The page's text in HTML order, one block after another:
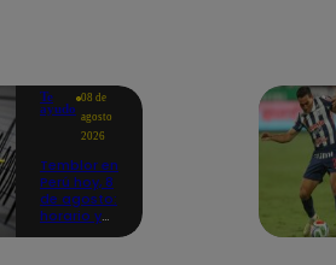
Te
ayudo
08 de
agosto
2026
Temblor en
Perú hoy, 8
de agosto:
horario y